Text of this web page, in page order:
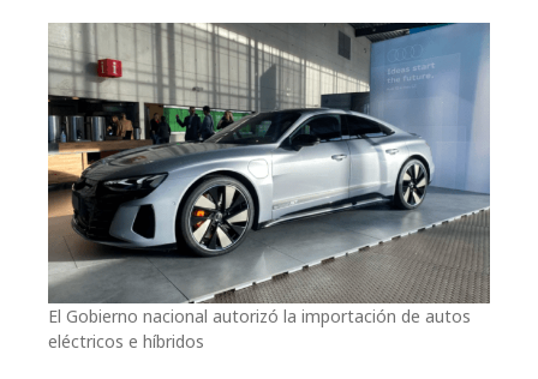
El Gobierno nacional autorizó la importación de autos
eléctricos e híbridos